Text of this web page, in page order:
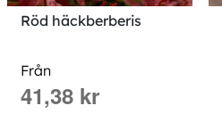
Röd häckberberis
Från
41,38 kr